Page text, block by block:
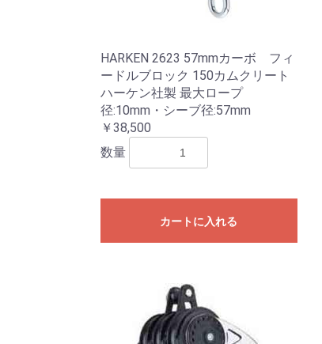
HARKEN 2623 57mmカーボ フィ
ードルブロック 150カムクリート
ハーケン社製 最大ロープ
径:10mm・シーブ径:57mm
￥38,500
数量
カートに入れる